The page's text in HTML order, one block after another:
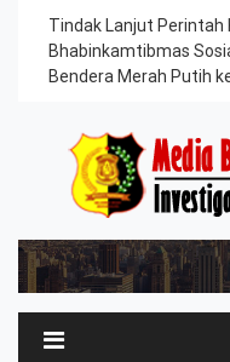
Tindak Lanjut Perintah
Bhabinkamtibmas
Bendera Merah Putih